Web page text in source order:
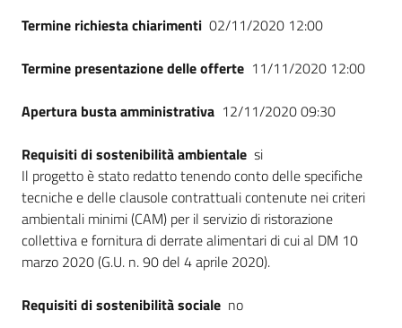
Termine richiesta chiarimenti 02/11/2020 12:00
Termine presentazione delle offerte 11/11/2020 12:00
Apertura busta amministrativa 12/11/2020 09:30
Requisiti di sostenibilità ambientale si
Il progetto è stato redatto tenendo conto delle specifiche
tecniche e delle clausole contrattuali contenute nei criteri
ambientali minimi (CAM) per il servizio di ristorazione
collettiva e fornitura di derrate alimentari di cui al DM 10
marzo 2020 (G.U. n. 90 del 4 aprile 2020).
Requisiti di sostenibilità sociale no